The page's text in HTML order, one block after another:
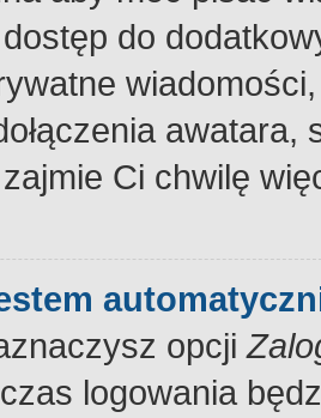
do
Ci chwilę
opcji
logowania